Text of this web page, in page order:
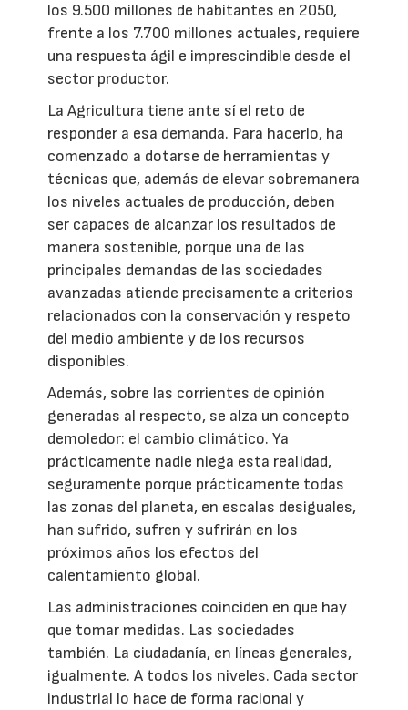
los 9.500 millones de habitantes en 2050,
frente a los 7.700 millones actuales, requiere
una respuesta ágil e imprescindible desde el
sector productor.
La Agricultura tiene ante sí el reto de
responder a esa demanda. Para hacerlo, ha
comenzado a dotarse de herramientas y
técnicas que, además de elevar sobremanera
los niveles actuales de producción, deben
ser capaces de alcanzar los resultados de
manera sostenible, porque una de las
principales demandas de las sociedades
avanzadas atiende precisamente a criterios
relacionados con la conservación y respeto
del medio ambiente y de los recursos
disponibles.
Además, sobre las corrientes de opinión
generadas al respecto, se alza un concepto
demoledor: el cambio climático. Ya
prácticamente nadie niega esta realidad,
seguramente porque prácticamente todas
las zonas del planeta, en escalas desiguales,
han sufrido, sufren y sufrirán en los
próximos años los efectos del
calentamiento global.
Las administraciones coinciden en que hay
que tomar medidas. Las sociedades
también. La ciudadanía, en líneas generales,
igualmente. A todos los niveles. Cada sector
industrial lo hace de forma racional y